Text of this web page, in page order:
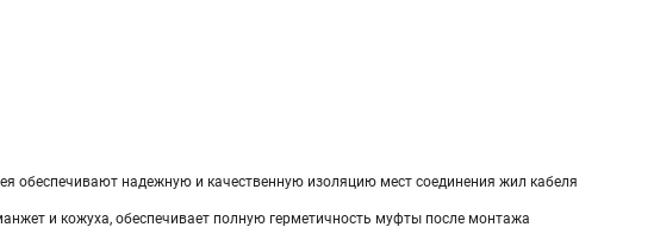
обеспечивают надежную и качественную изоляцию мест соединения жил кабеля
и кожуха, обеспечивает полную герметичность муфты после монтажа